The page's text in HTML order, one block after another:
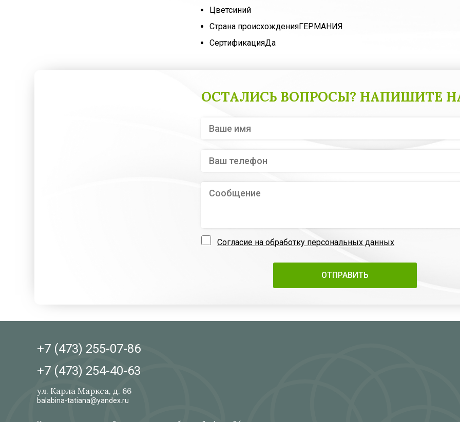
Цветсиний
Страна происхожденияГЕРМАНИЯ
СертификацияДа
ОСТАЛИСЬ ВОПРОСЫ? НАПИШИТЕ
Согласие на обработку персональных данных
+7 (473) 255-07-86
+7 (473) 254-40-63
ул. Карла Маркса, д. 66
balabina-tatiana@yandex.ru